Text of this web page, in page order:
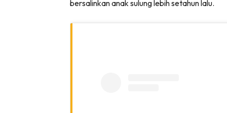
bersalinkan anak sulung lebih setahun lalu.